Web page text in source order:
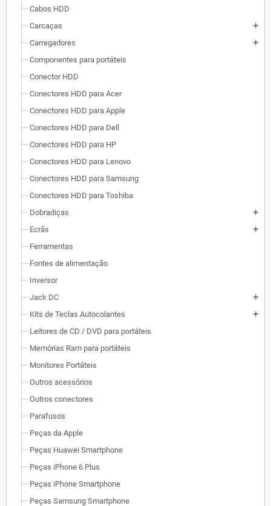
Cabos HDD
Carcaças
add
Carregadores add
Componentes para portáteis
Conector HDD
Conectores HDD para Acer
Conectores HDD para Apple
Conectores HDD para Dell
Conectores HDD para HP
Conectores HDD para Lenovo
Conectores HDD para Samsung
Conectores HDD para Toshiba
Dobradiças
add
Ecrãs add
Ferramentas
Fontes de alimentação
Inversor
Jack DC
add
Kits de Teclas Autocolantes add
Leitores de CD / DVD para portáteis
Memórias Ram para portáteis
Monitores Portáteis
Outros acessórios
Outros conectores
Parafusos
Peças da Apple
Peças Huawei Smartphone
Peças iPhone 6 Plus
Peças iPhone Smartphone
Peças Samsung Smartphone